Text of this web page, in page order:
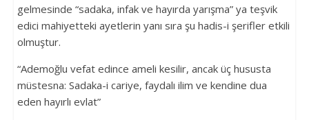
gelmesinde “sadaka, infak ve hayırda yarışma” ya teşvik
edici mahiyetteki ayetlerin yanı sıra şu hadis-i şerifler etkili
olmuştur.
“Ademoğlu vefat edince ameli kesilir, ancak üç hususta
müstesna: Sadaka-i cariye, faydalı ilim ve kendine dua
eden hayırlı evlat”